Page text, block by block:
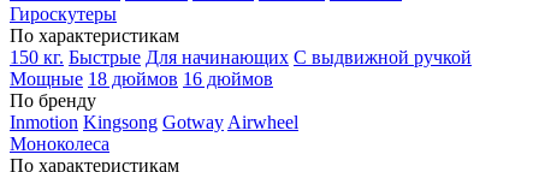
Гироскутеры
По характеристикам
150 кг. Быстрые Для начинающих С выдвижной ручкой
Мощные 18 дюймов 16 дюймов
По бренду
Inmotion Kingsong Gotway Airwheel
Моноколеса
По характеристикам